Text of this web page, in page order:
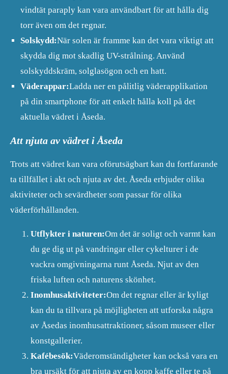
vindtät paraply kan vara användbart för att hålla dig
torr även om det regnar.
Solskydd:När solen är framme kan det vara viktigt att
skydda dig mot skadlig UV-strålning. Använd
solskyddskräm, solglasögon och en hatt.
Väderappar:Ladda ner en pålitlig väderapplikation
på din smartphone för att enkelt hålla koll på det
aktuella vädret i Åseda.
Att njuta av vädret i Åseda
Trots att vädret kan vara oförutsägbart kan du fortfarande
ta tillfället i akt och njuta av det. Åseda erbjuder olika
aktiviteter och sevärdheter som passar för olika
väderförhållanden.
Utflykter i naturen:Om det är soligt och varmt kan
du ge dig ut på vandringar eller cykelturer i de
vackra omgivningarna runt Åseda. Njut av den
friska luften och naturens skönhet.
Inomhusaktiviteter:Om det regnar eller är kyligt
kan du ta tillvara på möjligheten att utforska några
av Åsedas inomhusattraktioner, såsom museer eller
konstgallerier.
Kafébesök:Väderomständigheter kan också vara en
bra ursäkt för att njuta av en kopp kaffe eller te på